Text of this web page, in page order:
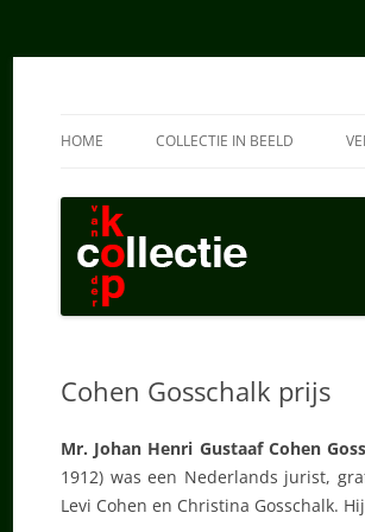
HOME COLLECTIE IN BEELD
SCHILDERIJEN HAN
Cohen Gosschalk prijs
Mr. Johan Henri Gustaaf Cohen
1912) was een Nederlands jurist,
Levi Cohen en Christina Gosschalk.